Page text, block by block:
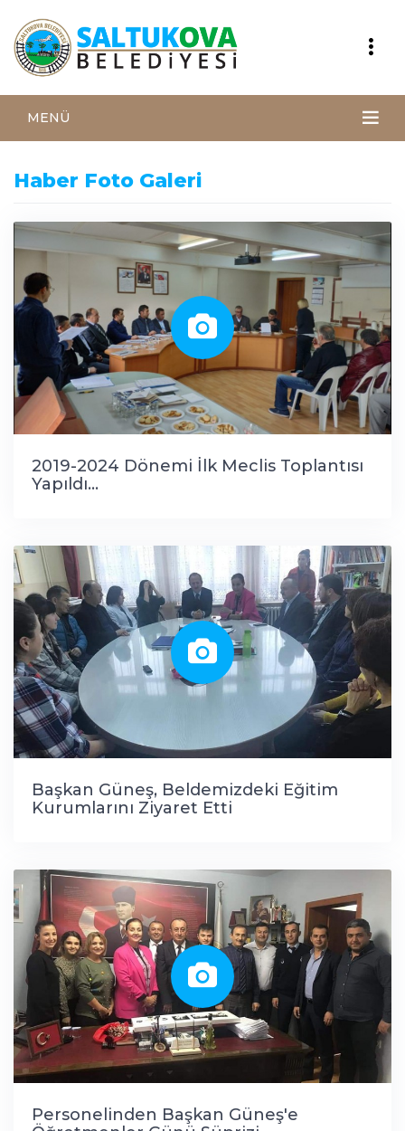
MENÜ
Haber Foto Galeri
2019-2024 Dönemi İlk Meclis Toplantısı
Yapıldı...
Başkan Güneş, Beldemizdeki Eğitim
Kurumlarını Ziyaret Etti
Personelinden Başkan Güneş'e